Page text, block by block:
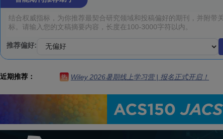
推荐偏好:
近期推荐： 热 Wiley 2026暑期线上学习营 | 报名正式开启！